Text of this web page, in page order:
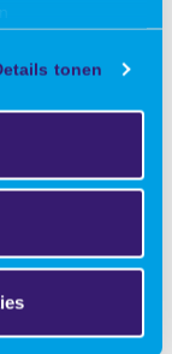
tonen
Peter
om
oudere